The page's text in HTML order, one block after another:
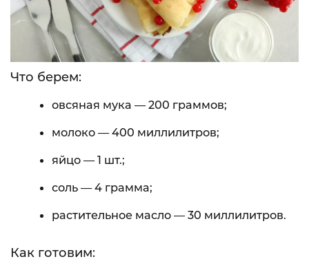
Что берем:
овсяная мука — 200 граммов;
молоко — 400 миллилитров;
яйцо — 1 шт.;
соль — 4 грамма;
растительное масло — 30 миллилитров.
Как готовим: